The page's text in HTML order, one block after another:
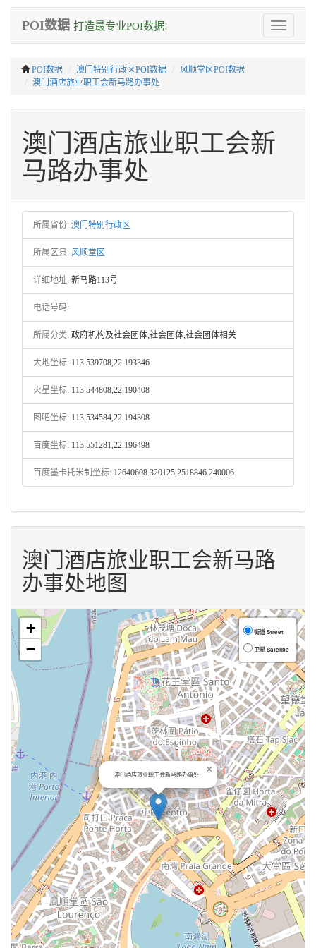
Toggle
navigation
POI数据 打造最专业POI数据!
POI数据 澳门特别行政区POI数据
风顺堂区POI数据
澳门酒店旅业职工会新马路办事处
澳门酒店旅业职工会新
马路办事处
所属省份: 澳门特别行政区
所属区县: 风顺堂区
详细地址: 新马路113号
电话号码:
所属分类: 政府机构及社会团体;社会团体;社会团体相关
大地坐标: 113.539708,22.193346
火星坐标: 113.544808,22.190408
图吧坐标: 113.534584,22.194308
百度坐标: 113.551281,22.196498
百度墨卡托米制坐标: 12640608.320125,2518846.240006
澳门酒店旅业职工会新马路
办事处地图
澳门酒店旅业职工会新马路办事处 ×
+
−
街道 Street
卫星 Satellite